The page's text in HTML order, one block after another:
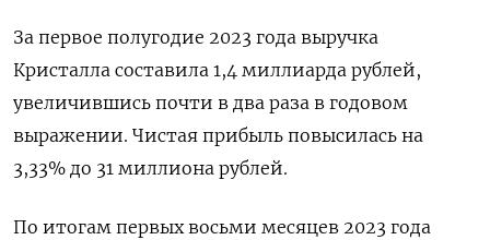
За первое полугодие 2023 года выручка
Кристалла составила 1,4 миллиарда рублей,
увеличившись почти в два раза в годовом
выражении. Чистая прибыль повысилась на
3,33% до 31 миллиона рублей.
По итогам первых восьми месяцев 2023 года